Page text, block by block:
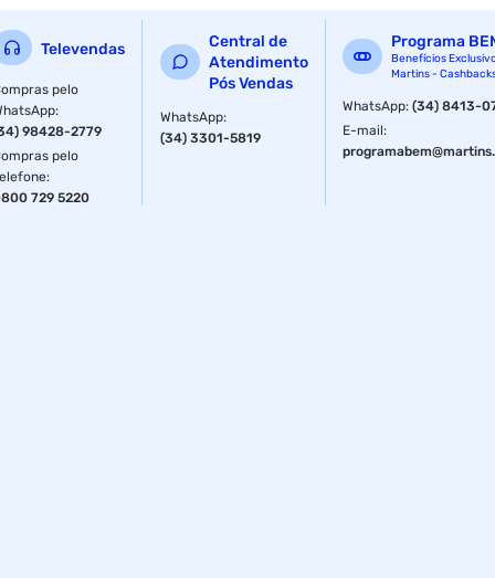
Televendas
pelo
:
98428-2779
pelo
:
729 5220
Central de
Atendimento
Pós Vendas
WhatsApp:
(34) 3301-5819
Programa
Benefícios
Martins -
WhatsApp:(34) 8413-
E-mail: